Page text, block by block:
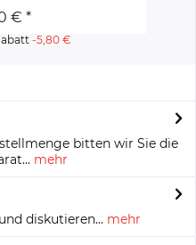
€ *
-5,80 €
bitten wir Sie die
mehr
diskutieren... mehr